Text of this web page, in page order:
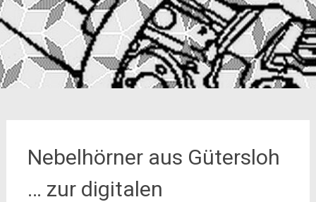
Nebelhörner aus Gütersloh
… zur digitalen